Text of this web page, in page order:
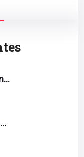
¿Por Qué Implementar La Metodología Inbound Marketing En Tu Empresa?
El Video. Indispensable En Tu Estrategia De Contenidos.